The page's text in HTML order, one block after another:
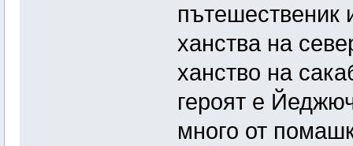
пътешественик
ханства на
ханство на
героят е
много от